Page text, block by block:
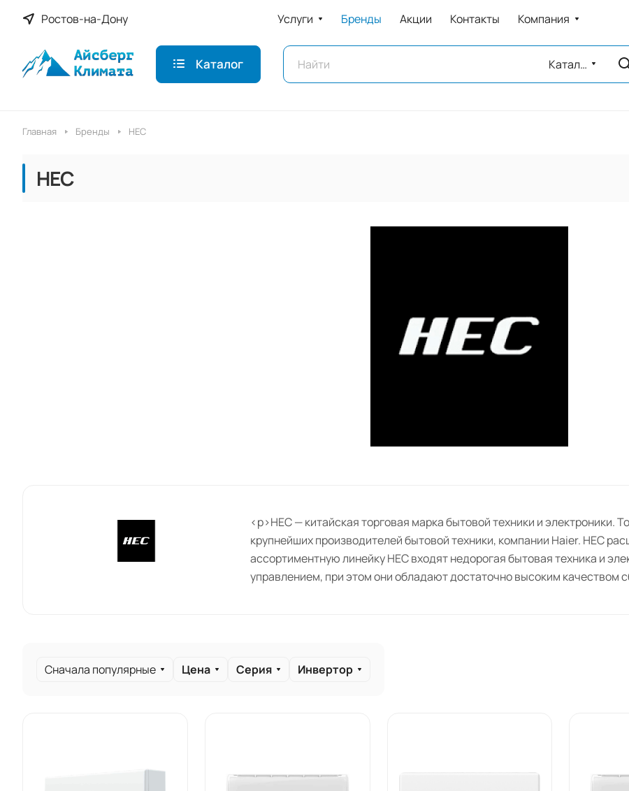
Ростов-на-Дону Услуги Бренды Акции Контакты Компания
Каталог Каталог
Главная Бренды HEC
HEC
<p>HEC — китайская торговая марка бытовой техники и электроники.
крупнейших производителей бытовой техники, компании Haier. HEC
ассортиментную линейку HEC входят недорогая бытовая техника и
управлением, при этом они обладают достаточно высоким качеством
Сначала популярные Цена Серия Инвертор